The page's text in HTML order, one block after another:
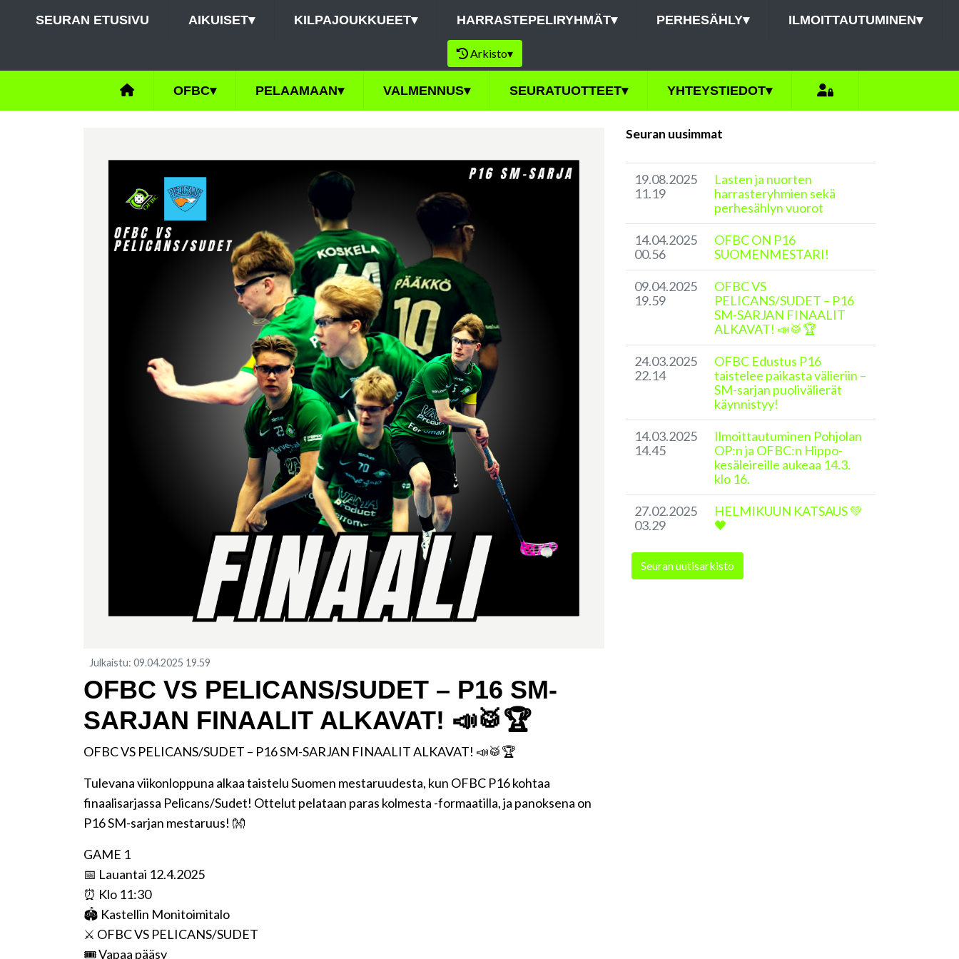
SEURAN ETUSIVU AIKUISET▾ KILPAJOUKKUEET▾ HARRASTEPELIRYHMÄT▾ PERHESÄHLY▾ ILMOITTAUTUMINEN▾
Arkisto▾
OFBC▾ PELAAMAAN▾ VALMENNUS▾ SEURATUOTTEET▾ YHTEYSTIEDOT▾
Julkaistu: 09.04.2025 19.59
​OFBC VS PELICANS/SUDET – P16 SM-
SARJAN FINAALIT ALKAVAT! 📣🥁🏆
OFBC VS PELICANS/SUDET – P16 SM-SARJAN FINAALIT ALKAVAT! 📣🥁🏆
Tulevana viikonloppuna alkaa taistelu Suomen mestaruudesta, kun OFBC P16 kohtaa
finaalisarjassa Pelicans/Sudet! Ottelut pelataan paras kolmesta -formaatilla, ja panoksena on
P16 SM-sarjan mestaruus! 👐
GAME 1
📅 Lauantai 12.4.2025
⏰ Klo 11:30
🏟️ Kastellin Monitoimitalo
⚔️ OFBC VS PELICANS/SUDET
🎟️ Vapaa pääsy
Seuran uusimmat
19.08.2025
11.19
Lasten ja nuorten
harrasteryhmien sekä
perhesählyn vuorot
14.04.2025
00.56
​OFBC ON P16
SUOMENMESTARI!
09.04.2025
19.59
​OFBC VS
PELICANS/SUDET – P16
SM-SARJAN FINAALIT
ALKAVAT! 📣🥁🏆
24.03.2025
22.14
OFBC Edustus P16
taistelee paikasta välieriin –
SM-sarjan puolivälierät
käynnistyy!
14.03.2025
14.45
Ilmoittautuminen Pohjolan
OP:n ja OFBC:n Hippo-
kesäleireille aukeaa 14.3.
klo 16.
27.02.2025
03.29
HELMIKUUN KATSAUS 💚
🖤
Seuran uutisarkisto